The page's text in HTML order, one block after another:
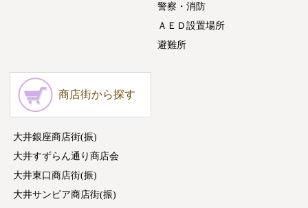
警察・消防
ＡＥＤ設置場所
避難所
商店街から探す
大井銀座商店街(振)
大井すずらん通り商店会
大井東口商店街(振)
大井サンピア商店街(振)